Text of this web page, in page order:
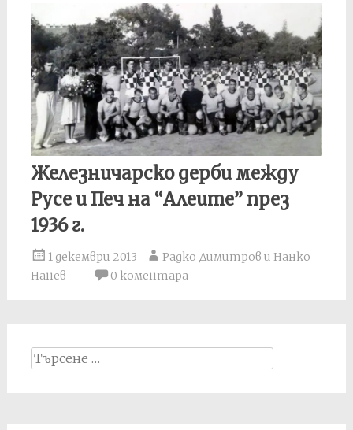
Железничарско дерби между
Русе и Печ на “Алеите” през
1936 г.
1 декември 2013
Радко Димитров и Нанко
Нанев
0 коментара
Search
for: